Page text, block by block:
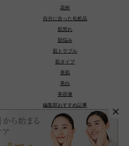
花粉
自分に合った化粧品
肌荒れ
肌悩み
肌トラブル
肌タイプ
美肌
美白
美容液
編集部おすすめ記事
種類